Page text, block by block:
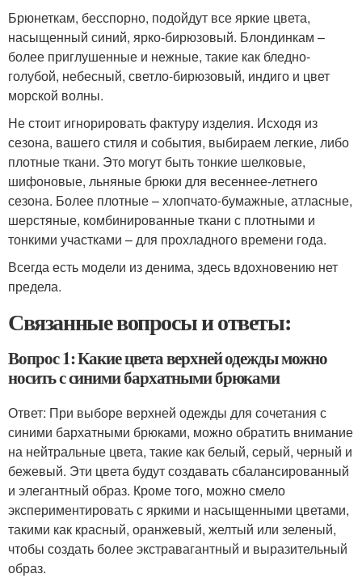
Брюнеткам, бесспорно, подойдут все яркие цвета,
насыщенный синий, ярко-бирюзовый. Блондинкам –
более приглушенные и нежные, такие как бледно-
голубой, небесный, светло-бирюзовый, индиго и цвет
морской волны.
Не стоит игнорировать фактуру изделия. Исходя из
сезона, вашего стиля и события, выбираем легкие, либо
плотные ткани. Это могут быть тонкие шелковые,
шифоновые, льняные брюки для весеннее-летнего
сезона. Более плотные – хлопчато-бумажные, атласные,
шерстяные, комбинированные ткани с плотными и
тонкими участками – для прохладного времени года.
Всегда есть модели из денима, здесь вдохновению нет
предела.
Связанные вопросы и ответы:
Вопрос 1: Какие цвета верхней одежды можно
носить с синими бархатными брюками
Ответ: При выборе верхней одежды для сочетания с
синими бархатными брюками, можно обратить внимание
на нейтральные цвета, такие как белый, серый, черный и
бежевый. Эти цвета будут создавать сбалансированный
и элегантный образ. Кроме того, можно смело
экспериментировать с яркими и насыщенными цветами,
такими как красный, оранжевый, желтый или зеленый,
чтобы создать более экстравагантный и выразительный
образ.